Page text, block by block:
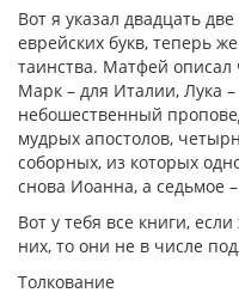
Вот я указал двадцать
еврейских букв, теперь
таинства. Матфей описал
Марк – для Италии, Лука
небошественный
мудрых апостолов,
соборных, из которых
снова Иоанна, а седьмое
Вот у тебя все книги,
них, то они не в числе
Толкование